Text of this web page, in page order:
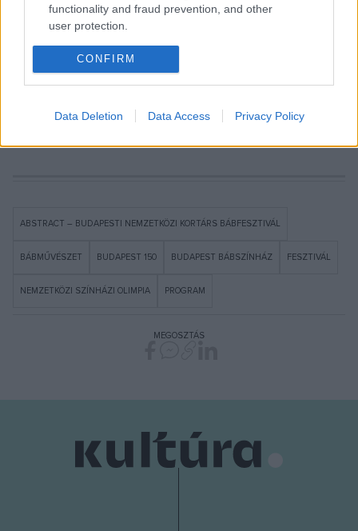
functionality and fraud prevention, and other
user protection.
CONFIRM
Data Deletion Data Access Privacy Policy
hogy a program első bemutatójának, aPonttól pontig.
az Abstract Fesztiválon kell megtörténnie, külföldi kollégáink
körében. Ez az egyik előadásunk, amellyel a társulatunk
képviseli magát” – tette hozzá az igazgató.
ABSTRACT – BUDAPESTI NEMZETKÖZI KORTÁRS BÁBFESZTIVÁL
BÁBMŰVÉSZET BUDAPEST 150 BUDAPEST BÁBSZÍNHÁZ FESZTIVÁL
NEMZETKÖZI SZÍNHÁZI OLIMPIA PROGRAM
MEGOSZTÁS